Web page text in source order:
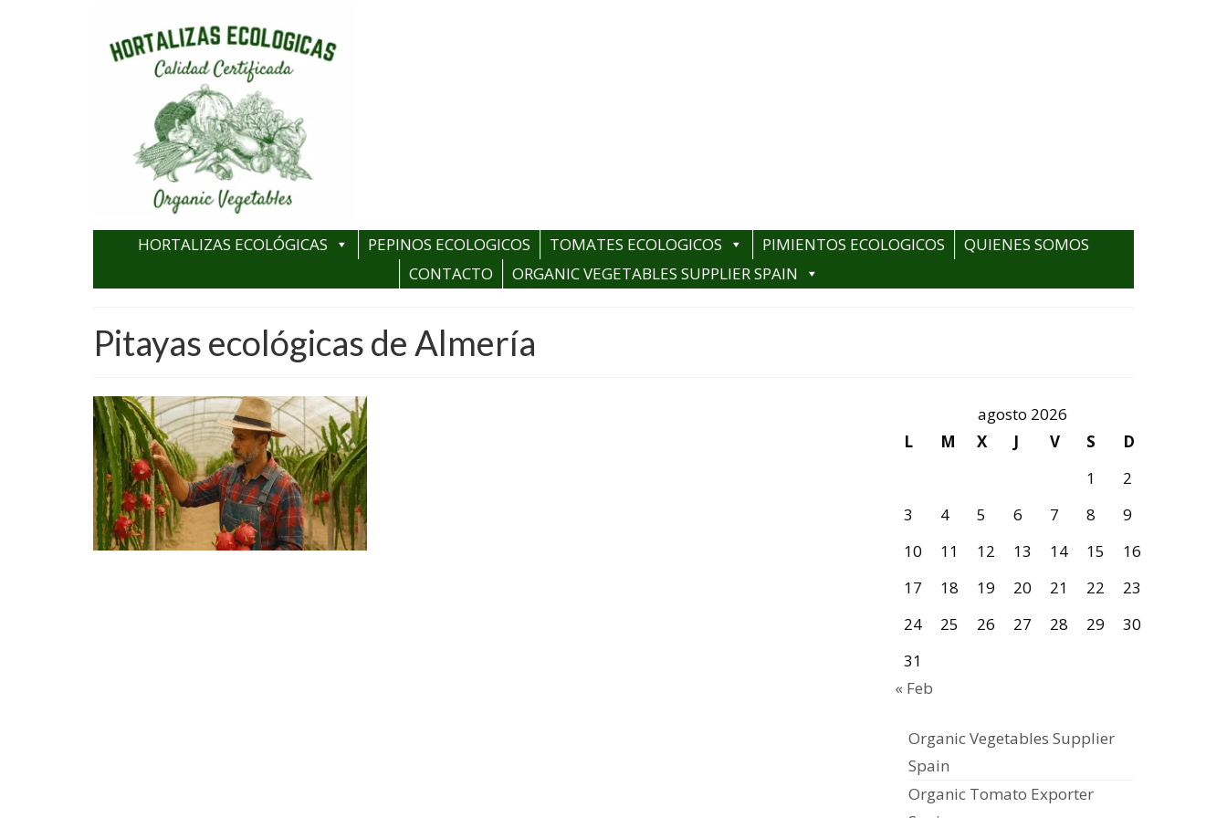
HORTALIZAS ECOLÓGICAS PEPINOS ECOLOGICOS TOMATES ECOLOGICOS PIMIENTOS ECOLOGICOS
QUIENES SOMOS
CONTACTO
ORGANIC VEGETABLES SUPPLIER SPAIN
Pitayas ecológicas de Almería
agosto 2026
L
M X J V S
D
1
2
3
4 5 6 7 8
9
10
11 12 13 14 15
16
17
18 19 20 21 22
23
24
25 26 27 28 29
30
31
« Feb
Organic Vegetables Supplier
Spain
Organic Tomato Exporter